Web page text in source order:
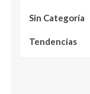
Sin Categoría
Tendencias